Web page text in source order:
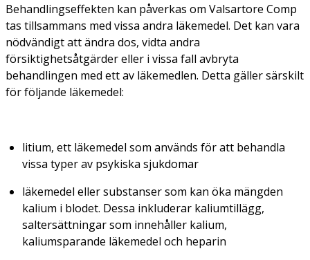
Behandlingseffekten kan påverkas om Valsartore Comp
tas tillsammans med vissa andra läkemedel. Det kan vara
nödvändigt att ändra dos, vidta andra
försiktighetsåtgärder eller i vissa fall avbryta
behandlingen med ett av läkemedlen. Detta gäller särskilt
för följande läkemedel:
litium, ett läkemedel som används för att behandla
vissa typer av psykiska sjukdomar
läkemedel eller substanser som kan öka mängden
kalium i blodet. Dessa inkluderar kaliumtillägg,
saltersättningar som innehåller kalium,
kaliumsparande läkemedel och heparin